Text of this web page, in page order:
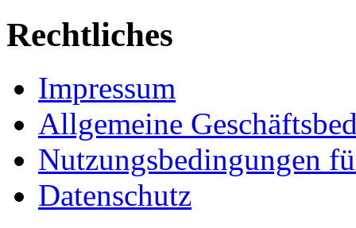
Rechtliches
Impressum
Allgemeine
Nutzungsbedingungen
Datenschutz